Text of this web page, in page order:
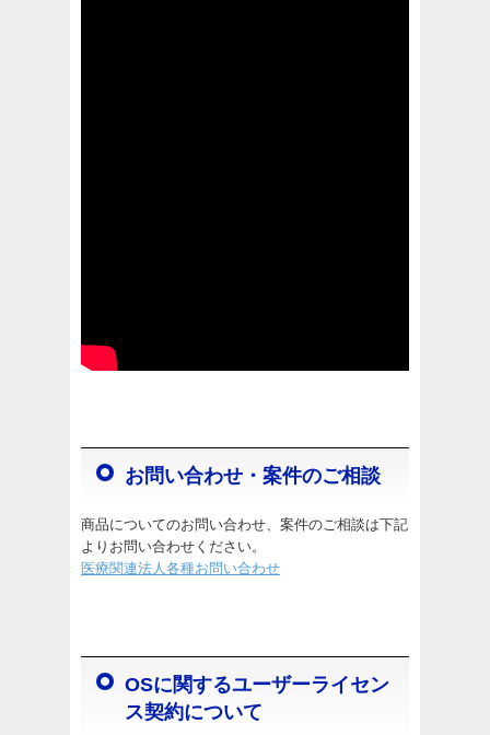
お問い合わせ・案件のご相談
商品についてのお問い合わせ、案件のご相談は下記
よりお問い合わせください。
医療関連法人各種お問い合わせ
OSに関するユーザーライセン
ス契約について